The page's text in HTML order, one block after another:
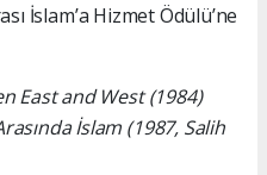
İslam’a Hizmet Ödülü’ne
East and West (1984)
İslam (1987, Salih